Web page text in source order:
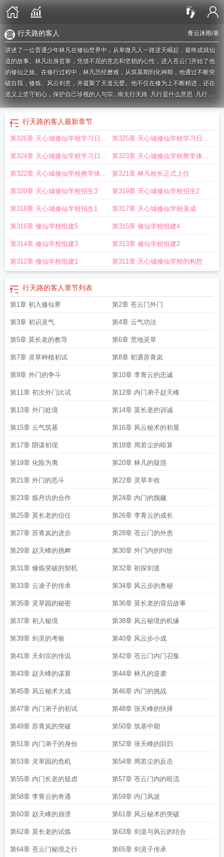
青云沐雨/著
行天路的客人
讲述了一位普通少年林凡在修仙世界中，从卑微凡人一路逆天崛起，最终成就仙
道的故事。林凡出身贫寒，凭借不屈的意志和坚韧的心性，进入苍云门开始了他
的修仙之旅。在修行过程中，林凡历经磨难，从筑基期到化神期，他通过不断突
破自我，修炼、风云剑意，并凝聚了天道元婴。他不仅在修为上不断精进，还在
道义上坚守初心，保护自己珍视的人与宗...南太行天路 凡行是什么意思
凡行什
么意思行天路的人诗歌凡是什么意思凡路的意思凡路通天百度百科凡路通
凡路通天全文阅读
行天路的客人最新章节
第326章 天心城修仙学校学习日常
3
第325章 天心城修仙学校学习日常
2
第324章 天心城修仙学校学习日常
1
第323章 天心城修仙学校教学体系
2
第322章 天心城修仙学校教学体系
1
第321章 林凡校长正式上任
第320章 天心城修仙学校招生3 第319章 天心城修仙学校招生2
第318章 天心城修仙学校招生1 第317章 天心城修仙学校落成
第316章 修仙学校组建5 第315章 修仙学校组建4
第314章 修仙学校组建3 第313章 修仙学校组建2
第312章 修仙学校组建1 第311章 天心城修仙学校的构想
行天路的客人章节列表
第1章 初入修仙界 第2章 苍云门外门
第3章 初识灵气 第4章 云气功法
第5章 莫长老的教导 第6章 荒地灵草
第7章 灵草种植初试 第8章 初遇苏青岚
第9章 外门的争斗 第10章 李青云的忠诚
第11章 初次外门比试 第12章 内门弟子赵天峰
第13章 外门处境 第14章 莫长老的训诫
第15章 云气筑基 第16章 风云秘术的初显
第17章 阴谋初现 第18章 周若尘的暗算
第19章 化险为夷 第20章 林凡的疑惑
第21章 外门的恶斗 第22章 灵草丰收
第23章 炼丹坊的合作 第24章 内门的觊觎
第25章 莫长老的信任 第26章 李青云的成长
第27章 苏青岚的进步 第28章 苍云门的外患
第29章 赵天峰的挑衅 第30章 外门内的纠纷
第31章 修炼突破的契机 第32章 初探剑道
第33章 云凌子的传承 第34章 风云步的奥秘
第35章 灵草园的秘密 第36章 莫长老的背后故事
第37章 初入秘境 第38章 风云秘境的机缘
第39章 剑灵的考验 第40章 风云步小成
第41章 天剑宗的传说 第42章 苍云门内门召集
第43章 赵天峰的谋算 第44章 林凡的逆袭
第45章 风云秘术大成 第46章 内门的挑战
第47章 内门弟子的初试 第48章 张天峰的抉择
第49章 苏青岚的突破 第50章 筑基中期
第51章 内门弟子的身份 第52章 张天峰的回归
第53章 灵草园的危机 第54章 周若尘的反击
第55章 内门长老的疑虑 第57章 苍云门内的暗流
第58章 李青云的奇遇 第59章 内门风波
第60章 赵天峰的崩溃 第61章 风云秘术的突破
第62章 莫长老的试炼 第63章 剑道与风云的结合
第64章 苍云门秘境之行 第65章 剑灵子传承